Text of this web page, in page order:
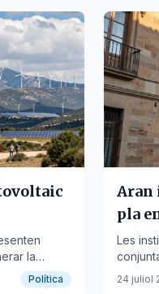
la
delPolítica
Aran
pla
Les
24 juliol